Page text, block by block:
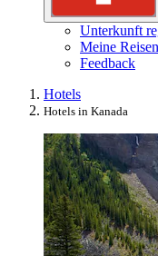
Unterkunft
Meine Reisen
Feedback
Hotels
Hotels in Kanada